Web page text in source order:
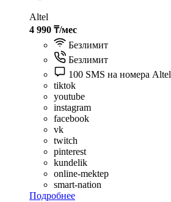
Altel
4 990 ₸/мес
Безлимит
Безлимит
100 SMS на номера Altel
tiktok
youtube
instagram
facebook
vk
twitch
pinterest
kundelik
online-mektep
smart-nation
Подробнее